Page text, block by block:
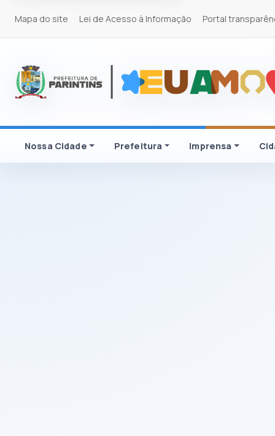
Mapa do site Lei de Acesso à Informação Portal
Nossa Cidade Prefeitura Imprensa